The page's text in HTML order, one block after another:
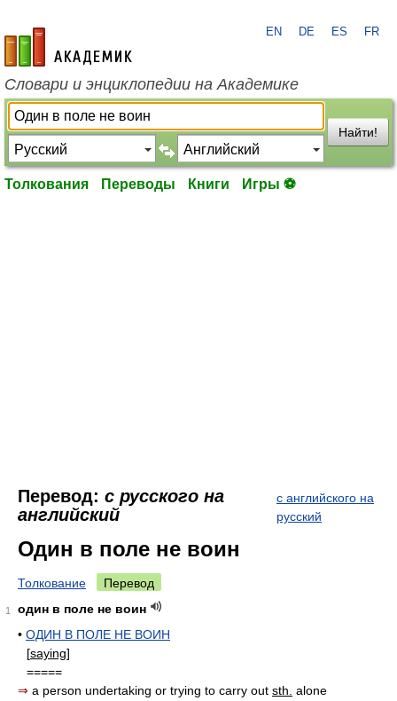
academic.ru
EN DE ES FR
Словари и энциклопедии на Академике
Найти!
Толкования Переводы Книги Игры ⚽
Перевод: с русского на
английский
с английского на
русский
Один в поле не воин
Толкование Перевод
1
один в поле не воин
• ОДИН В ПОЛЕ НЕ ВОИН
[saying]
=====
⇒ a person undertaking or trying to carry out sth. alone